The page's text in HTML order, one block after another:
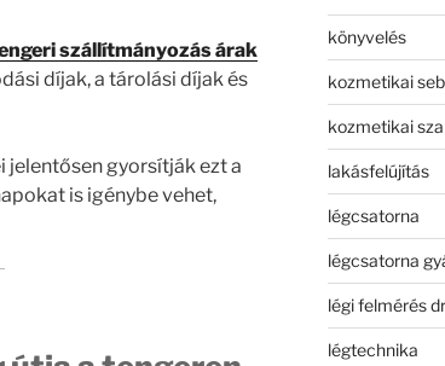
szállítmányozás árak
díjak, a tárolási díjak és
gyorsítják ezt a
is igénybe vehet,
könyvelés
kozmetikai
kozmetikai
lakásfelújítás
légcsatorna
légcsatorna
légi felmérés
légtechnika